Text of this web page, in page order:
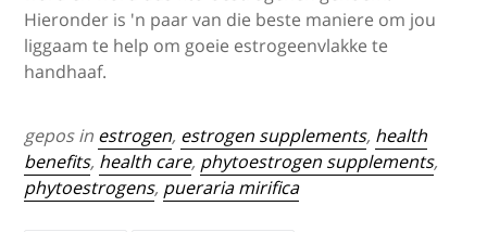
Hieronder is 'n paar van die beste maniere om jou
liggaam te help om goeie estrogeenvlakke te
handhaaf.
gepos in estrogen, estrogen supplements, health
benefits, health care, phytoestrogen supplements,
phytoestrogens, pueraria mirifica